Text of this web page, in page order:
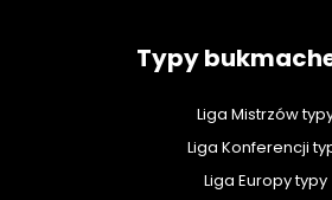
Typy
Liga Mistrzów
Liga Konferencji
Liga Europy typy